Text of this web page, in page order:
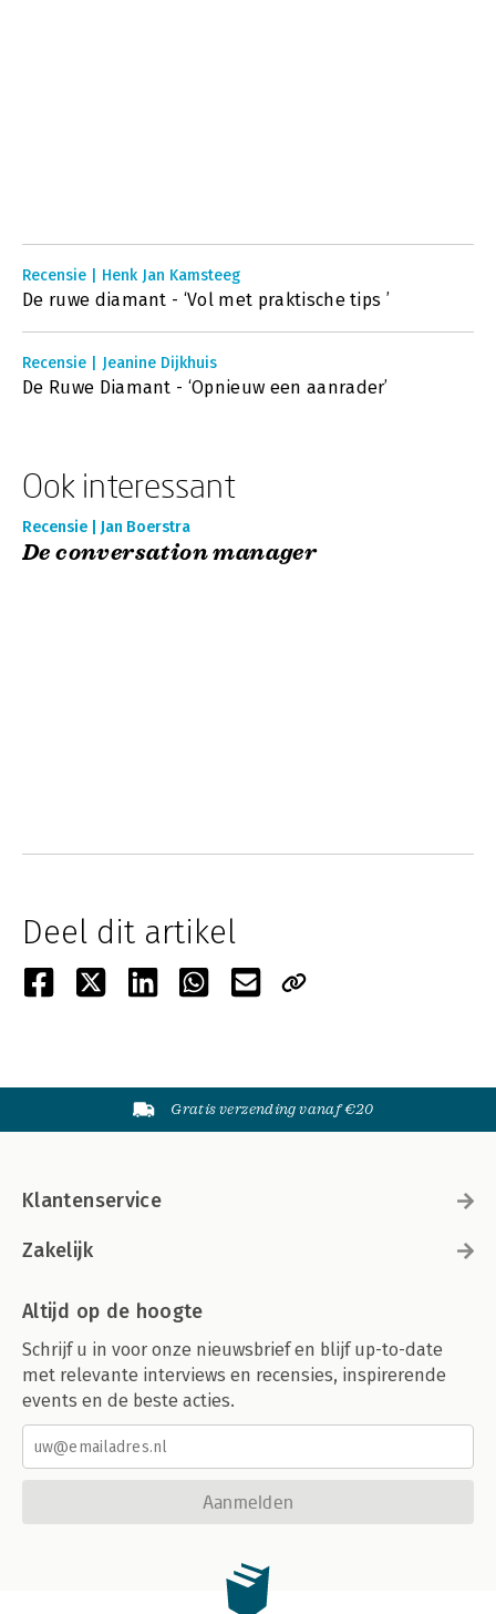
Recensie | Henk Jan Kamsteeg
De ruwe diamant - ‘Vol met praktische tips ’
Recensie | Jeanine Dijkhuis
De Ruwe Diamant - ‘Opnieuw een aanrader’
Ook interessant
Recensie | Jan Boerstra
De conversation manager
Deel dit artikel
Gratis verzending vanaf €20
Klantenservice
Zakelijk
Altijd op de hoogte
Schrijf u in voor onze nieuwsbrief en blijf up-to-date
met relevante interviews en recensies, inspirerende
events en de beste acties.
Aanmelden